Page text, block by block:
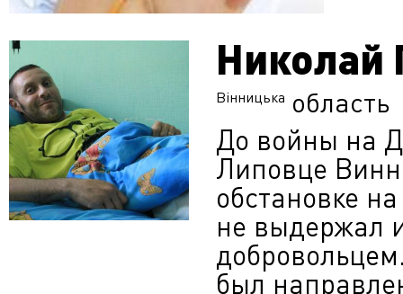
Николай
Вінницька область
До войны на
Липовце
обстановке
не выдержал
был